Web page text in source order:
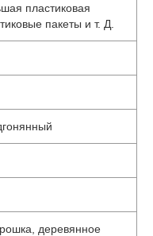
пластиковая
пакеты и т. Д.
деревянное